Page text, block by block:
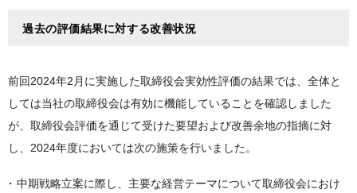
過去の評価結果に対する改善状況
前回2024年2月に実施した取締役会実効性評価の結果では、全体と
しては当社の取締役会は有効に機能していることを確認しました
が、取締役会評価を通じて受けた要望および改善余地の指摘に対
し、2024年度においては次の施策を行いました。
中期戦略立案に際し、主要な経営テーマについて取締役会におけ